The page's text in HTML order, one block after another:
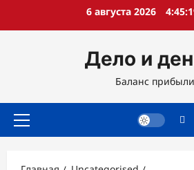
6 августа 2026
Дело и
Баланс прибыли
Основное